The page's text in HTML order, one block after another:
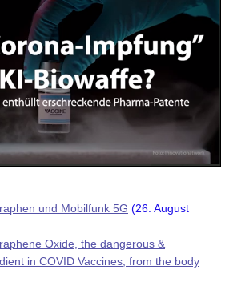
und Mobilfunk 5G (26. August
Oxide, the dangerous &
in COVID Vaccines, from the body